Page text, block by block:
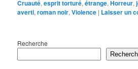
Cruauté,esprit torturé,étrange,Horreur,
averti,roman noir,Violence | Laisser un
Recherche